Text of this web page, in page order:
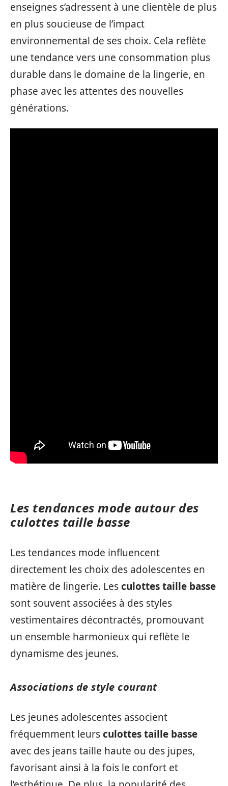
enseignes s’adressent à une clientèle de plus
en plus soucieuse de l’impact
environnemental de ses choix. Cela reflète
une tendance vers une consommation plus
durable dans le domaine de la lingerie, en
phase avec les attentes des nouvelles
générations.
Les tendances mode autour des
culottes taille basse
Les tendances mode influencent
directement les choix des adolescentes en
matière de lingerie. Lesculottes taille basse
sont souvent associées à des styles
vestimentaires décontractés, promouvant
un ensemble harmonieux qui reflète le
dynamisme des jeunes.
Associations de style courant
Les jeunes adolescentes associent
fréquemment leursculottes taille basse
avec des jeans taille haute ou des jupes,
favorisant ainsi à la fois le confort et